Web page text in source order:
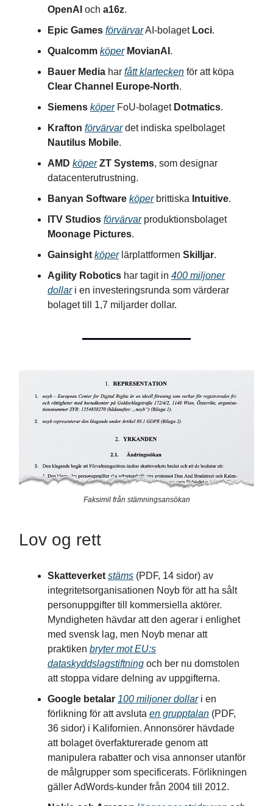
OpenAI och a16z.
Epic Games förvärvarAI-bolaget Loci.
Qualcomm köper MovianAI .
Bauer Media har fått klartecken för att köpa
Clear Channel Europe-North.
Siemens köperFoU-bolaget Dotmatics.
Krafton förvärvardet indiska spelbolaget
Nautilus Mobile.
AMD köper ZT Systems, som designar
datacenterutrustning.
Banyan Software köperbrittiska Intuitive.
ITV Studios förvärvarproduktionsbolaget
Moonage Pictures.
Gainsight köperlärplattformen Skilljar.
Agility Robotics har tagit in 400 miljoner
dollari en investeringsrunda som värderar
bolaget till 1,7 miljarder dollar.
Faksimil från stämningsansökan
Lov og rett
Skatteverket stäms (PDF, 14 sidor) av
integritetsorganisationen Noyb för att ha sålt
personuppgifter till kommersiella aktörer.
Myndigheten hävdar att den agerar i enlighet
med svensk lag, men Noyb menar att
praktiken bryter mot EU:s
dataskyddslagstiftning och ber nu domstolen
att stoppa vidare delning av uppgifterna.
Google betalar 100 miljoner dollari en
förlikning för att avsluta en grupptalan (PDF,
36 sidor) i Kalifornien. Annonsörer hävdade
att bolaget överfakturerade genom att
manipulera rabatter och visa annonser utanför
de målgrupper som specificerats. Förlikningen
gäller AdWords-kunder från 2004 till 2012.